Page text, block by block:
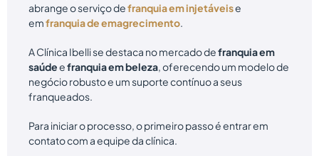
abrange o serviço defranquia em injetáveise
emfranquia de emagrecimento.
A Clínica Ibelli se destaca no mercado defranquia em
saúdeefranquia em beleza, oferecendo um modelo de
negócio robusto e um suporte contínuo a seus
franqueados.
Para iniciar o processo, o primeiro passo é entrar em
contato com a equipe da clínica.